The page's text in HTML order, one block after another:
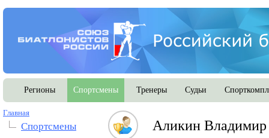
Регионы Спортсмены Тренеры Судьи
Главная
Спортсмены Аликин Владимир